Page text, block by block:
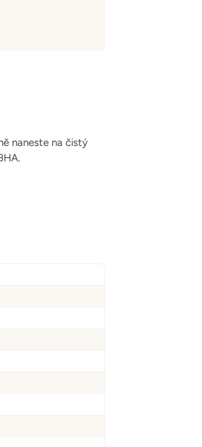
naneste na čistý